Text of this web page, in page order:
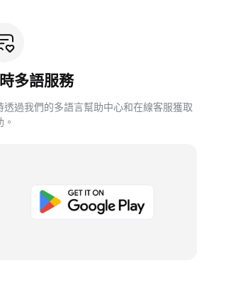
多語服務
透過我們的多語言幫助中心和在線客服獲取
。